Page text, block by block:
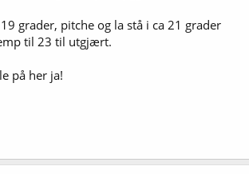
grader, pitche og la stå i ca 21 grader
til 23 til utgjært.
på her ja!